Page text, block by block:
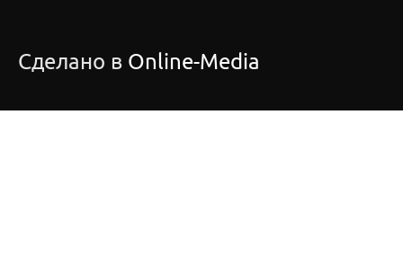
Сделано в Online-Media